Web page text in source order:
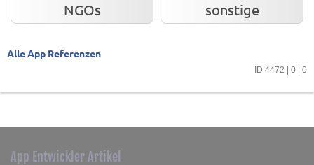
NGOs sonstige
Alle App Referenzen
ID 4472 | 0 | 0
App Entwickler Artikel